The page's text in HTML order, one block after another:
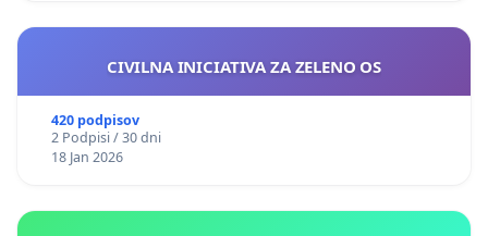
CIVILNA INICIATIVA ZA ZELENO OS
420 podpisov
2 Podpisi / 30 dni
18 Jan 2026